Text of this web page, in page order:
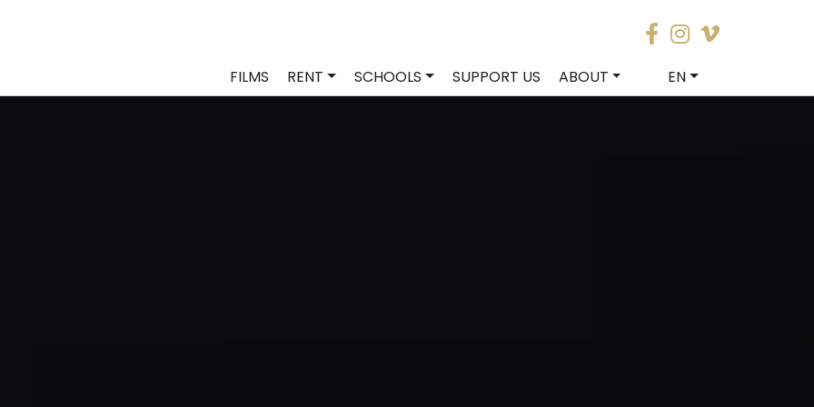
FILMS RENT SCHOOLS SUPPORT US ABOUT EN